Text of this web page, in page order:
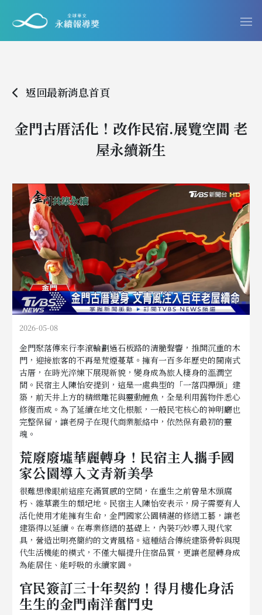
返回最新消息首頁
金門古厝活化！改作民宿.展覽空間 老
屋永續新生
2026-05-08
金門聚落傳來行李滾輪劃過石板路的清脆聲響，推開沉重的木
門，迎接旅客的不再是荒煙蔓草。擁有一百多年歷史的閩南式
古厝，在時光淬煉下展現新貌，變身成為旅人棲身的溫潤空
間。民宿主人陳怡安提到，這是一處典型的「一落四攑頭」建
築，前天井上方的精緻雕花與靈動鯉魚，全是利用舊物件悉心
修復而成。為了延續在地文化根脈，一般民宅核心的神明廳也
完整保留，讓老房子在現代商業脈絡中，依然保有最初的靈
魂。
荒廢廢墟華麗轉身！民宿主人攜手國
家公園導入文青新美學
很難想像眼前這座充滿質感的空間，在重生之前曾是木頭腐
朽、雜草叢生的頹圮地。民宿主人陳怡安表示，房子需要有人
活化使用才能擁有生命，金門國家公園精湛的修繕工藝，讓老
建築得以延續。在專業修繕的基礎上，內裝巧妙導入現代家
具，營造出明亮簡約的文青風格。這種結合傳統建築骨幹與現
代生活機能的模式，不僅大幅提升住宿品質，更讓老屋轉身成
為能居住、能呼吸的永續家園。
官民簽訂三十年契約！得月樓化身活
生生的金門南洋奮鬥史